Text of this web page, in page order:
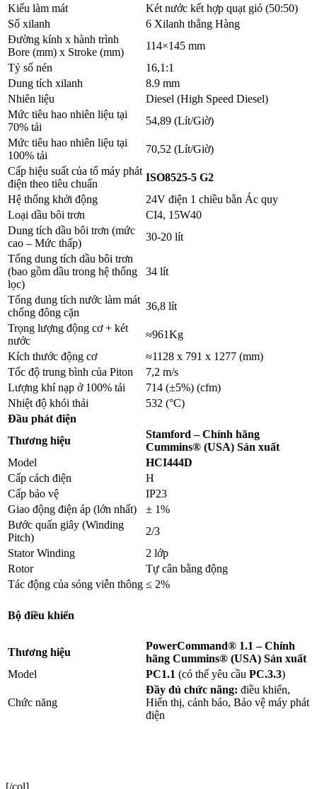
Kiểu làm mát
Két nước kết hợp quạt gió (50:50)
Số xilanh
6 Xilanh thẳng Hàng
Đường kính x hành trình
Bore (mm) x Stroke (mm)
114×145 mm
Tỷ số nén
16,1:1
Dung tích xilanh
8.9 mm
Nhiên liệu
Diesel (High Speed Diesel)
Mức tiêu hao nhiên liệu tại
70% tải
54,89 (Lít/Giờ)
Mức tiêu hao nhiên liệu tại
100% tải
70,52 (Lít/Giờ)
Cấp hiệu suất của tổ máy phát
điện theo tiêu chuẩn
ISO8525-5 G2
Hệ thống khởi động
24V điện 1 chiều bằn Ác quy
Loại dầu bôi trơn
CI4, 15W40
Dung tích dầu bôi trơn (mức
cao – Mức thấp)
30-20 lít
Tổng dung tích dầu bôi trơn
(bao gồm dầu trong hệ thống
lọc)
34 lít
Tổng dung tích nước làm mát
chống đông cặn
36,8 lít
Trọng lượng động cơ + két
nước
≈961Kg
Kích thước động cơ
≈1128 x 791 x 1277 (mm)
Tốc độ trung bình của Piton
7,2 m/s
Lượng khí nạp ở 100% tải
714 (±5%) (cfm)
Nhiệt độ khói thải
532 (°C)
Đầu phát điện
Thương hiệu
Stamford – Chính hãng
Cummins® (USA) Sản xuất
Model
HCI444D
Cấp cách điện
H
Cấp bảo vệ
IP23
Giao động điện áp (lớn nhất)
± 1%
Bước quấn giây (Winding
Pitch)
2/3
Stator Winding
2 lớp
Rotor
Tự cân bằng động
Tác động của sóng viễn thông ≤ 2%
Bộ điều khiển
Thương hiệu
PowerCommand® 1.1 – Chính
hãng Cummins® (USA) Sản xuất
Model
PC1.1 (có thể yêu cầu PC.3.3)
Chức năng
Đầy đủ chức năng: điều khiển,
Hiển thị, cảnh báo, Bảo vệ máy phát
điện